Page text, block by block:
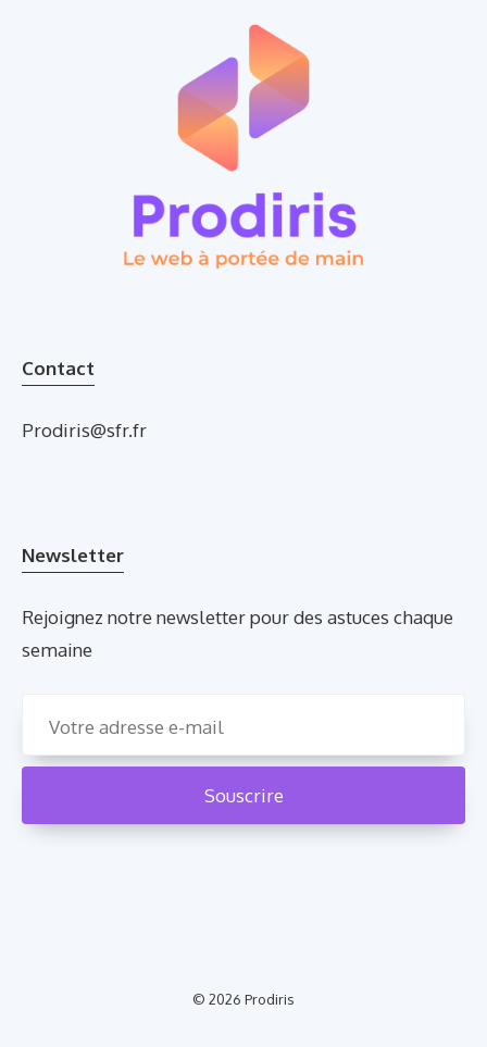
Contact
Prodiris@sfr.fr
Newsletter
Rejoignez notre newsletter pour des astuces chaque
semaine
© 2026 Prodiris